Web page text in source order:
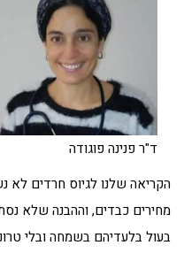
ד"ר פנינה פוגודה
הקריאה שלנו לגיוס חרדים
מחירים כבדים, וההבנה שלא
בעול בלעדיהם בשמחה ובלי